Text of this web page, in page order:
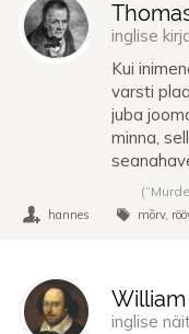
inglise
Kui
varsti
juba
minna,
hannes mõrv
William
inglise